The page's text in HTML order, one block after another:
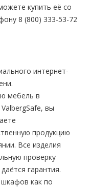
купить её со
8 (800) 333-53-72
интернет-
мебель в
вы
продукцию
Все изделия
проверку
гарантия.
как по